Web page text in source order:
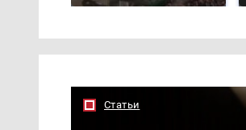
Статьи